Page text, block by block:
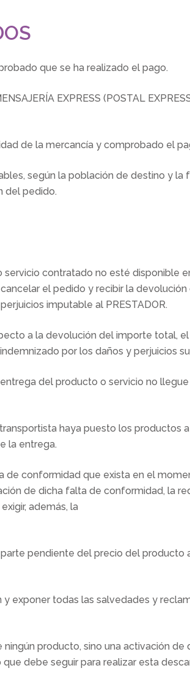
que se ha realizado el pago.
EXPRESS (POSTAL
de la mercancía y comprobado el
según la población de destino y
del pedido.
contratado no esté disponible
el pedido y recibir la
imputable al PRESTADOR.
a la devolución del importe total,
por los daños y perjuicios
del producto o servicio no
haya puesto los productos
la entrega.
de conformidad que exista en el
de dicha falta de conformidad, la
además, la
pendiente del precio del producto
exponer todas las salvedades y
producto, sino una activación de
debe seguir para realizar esta